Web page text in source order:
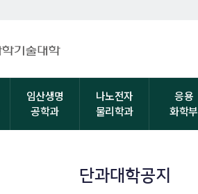
임산생명
공학과
나노전자
물리학과
응용
화학부
단과대학공지